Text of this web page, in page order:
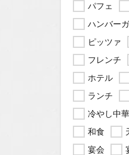
パフェ
ハンバー
ピッツァ
フレンチ
ホテル
ランチ
冷やし中華
和食
宴会